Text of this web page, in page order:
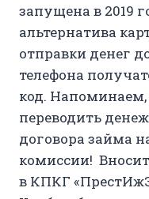
запущена в 2019
альтернатива
отправки денег
телефона
код.
переводить
договора займа
комиссии!
в КПКГ